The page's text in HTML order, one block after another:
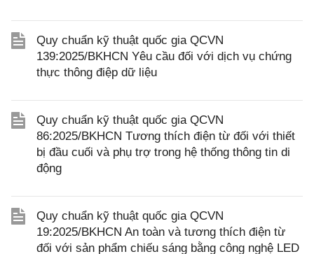
Quy chuẩn kỹ thuật quốc gia QCVN
139:2025/BKHCN Yêu cầu đối với dịch vụ chứng
thực thông điệp dữ liệu
Quy chuẩn kỹ thuật quốc gia QCVN
86:2025/BKHCN Tương thích điện từ đối với thiết
bị đầu cuối và phụ trợ trong hệ thống thông tin di
động
Quy chuẩn kỹ thuật quốc gia QCVN
19:2025/BKHCN An toàn và tương thích điện từ
đối với sản phẩm chiếu sáng bằng công nghệ LED